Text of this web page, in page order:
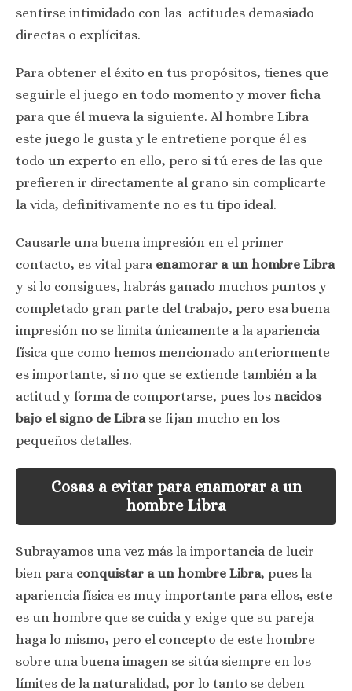
sentirse intimidado con las actitudes demasiado
directas o explícitas.
Para obtener el éxito en tus propósitos, tienes que
seguirle el juego en todo momento y mover ficha
para que él mueva la siguiente. Al hombre Libra
este juego le gusta y le entretiene porque él es
todo un experto en ello, pero si tú eres de las que
prefieren ir directamente al grano sin complicarte
la vida, definitivamente no es tu tipo ideal.
Causarle una buena impresión en el primer
contacto, es vital para enamorar a un hombre Libra
y si lo consigues, habrás ganado muchos puntos y
completado gran parte del trabajo, pero esa buena
impresión no se limita únicamente a la apariencia
física que como hemos mencionado anteriormente
es importante, si no que se extiende también a la
actitud y forma de comportarse, pues los nacidos
bajo el signo de Libra se fijan mucho en los
pequeños detalles.
Cosas a evitar para enamorar a un
hombre Libra
Subrayamos una vez más la importancia de lucir
bien para conquistar a un hombre Libra, pues la
apariencia física es muy importante para ellos, este
es un hombre que se cuida y exige que su pareja
haga lo mismo, pero el concepto de este hombre
sobre una buena imagen se sitúa siempre en los
límites de la naturalidad, por lo tanto se deben